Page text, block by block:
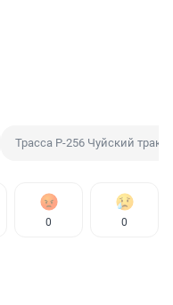
Трасса Р-256 Чуйский тракт
0 0